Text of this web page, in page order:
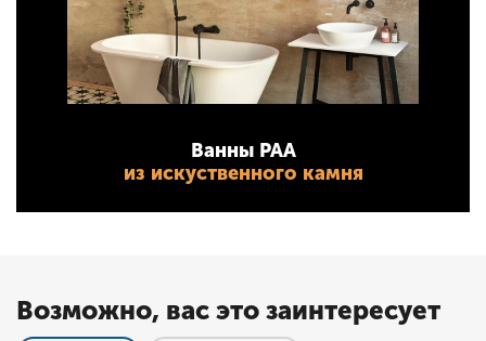
Ванны PAA
из искуственного камня
Возможно, вас это заинтересует